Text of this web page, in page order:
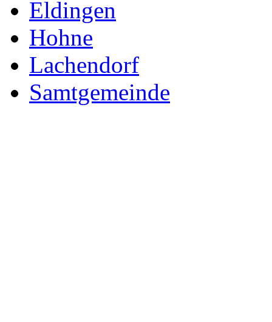
Eldingen
Hohne
Lachendorf
Samtgemeinde